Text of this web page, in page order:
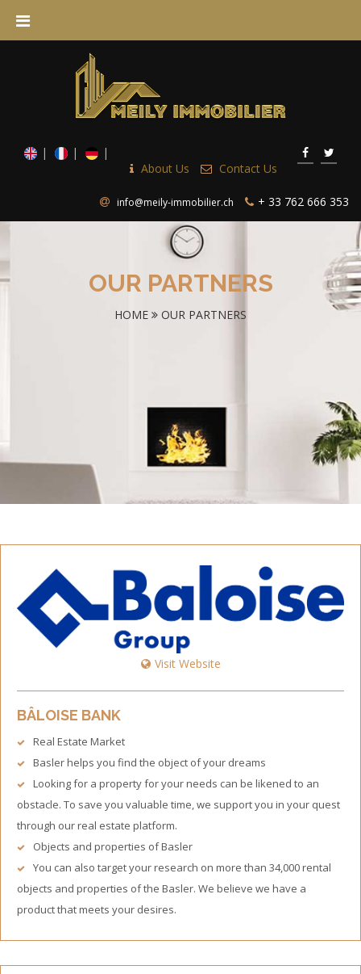
About Us Contact Us
info@meily-immobilier.ch + 33 762 666 353
OUR PARTNERS
HOME OUR PARTNERS
Visit Website
BÂLOISE BANK
Real Estate Market
Basler helps you find the object of your dreams
Looking for a property for your needs can be likened to an
obstacle. To save you valuable time, we support you in your quest
through our real estate platform.
Objects and properties of Basler
You can also target your research on more than 34,000 rental
objects and properties of the Basler. We believe we have a
product that meets your desires.